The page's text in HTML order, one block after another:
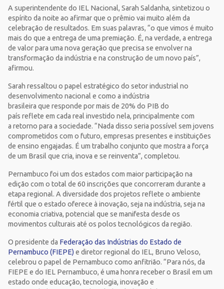
A superintendente do IEL Nacional, Sarah Saldanha, sintetizou o
espírito da noite ao afirmar que o prêmio vai muito além da
celebração de resultados. Em suas palavras, “o que vimos é muito
mais do que a entrega de uma premiação. É, na verdade, a entrega
de valor para uma nova geração que precisa se envolver na
transformação da indústria e na construção de um novo país”,
afirmou.
Sarah ressaltou o papel estratégico do setor industrial no
desenvolvimento nacional e como a indústria
brasileira que responde por mais de 20% do PIB do
país reflete em cada real investido nela, principalmente com
a retorno para a sociedade. “Nada disso seria possível sem jovens
comprometidos com o futuro, empresas presentes e instituições
de ensino engajadas. É um trabalho conjunto que mostra a força
de um Brasil que cria, inova e se reinventa”, completou.
Pernambuco foi um dos estados com maior participação na
edição com o total de 60 inscrições que concorreram durante a
etapa regional. A diversidade dos projetos reflete o ambiente
fértil que o estado oferece à inovação, seja na indústria, seja na
economia criativa, potencial que se manifesta desde os
movimentos culturais até os polos tecnológicos da região.
O presidente da Federação das Indústrias do Estado de
Pernambuco (FIEPE) e diretor regional do IEL, Bruno Veloso,
celebrou o papel de Pernambuco como anfitrião. “Para nós, da
FIEPE e do IEL Pernambuco, é uma honra receber o Brasil em um
estado onde educação, tecnologia, inovação e